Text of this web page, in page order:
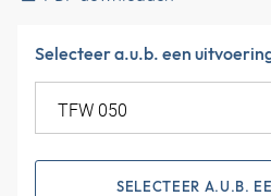
Selecteer a.u.b. een
SELECTEER A.U.B.